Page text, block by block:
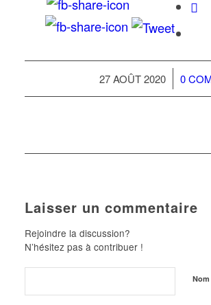
27 AOÛT 2020
/ 0
Laisser un commentaire
Rejoindre la discussion?
N’hésitez pas à contribuer !
Nom